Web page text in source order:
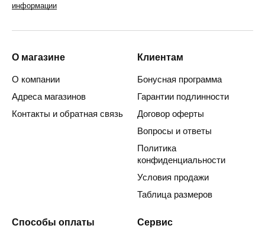
информации
О магазине
О компании
Адреса магазинов
Контакты и обратная связь
Клиентам
Бонусная программа
Гарантии подлинности
Договор оферты
Вопросы и ответы
Политика
конфиденциальности
Условия продажи
Таблица размеров
Способы оплаты Сервис